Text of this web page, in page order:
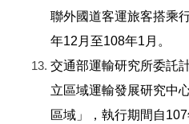
聯外國道客運旅客搭乘
年12月至108年1月。
交通部運輸研究所委託
立區域運輸發展研究中
區域」，執行期間自